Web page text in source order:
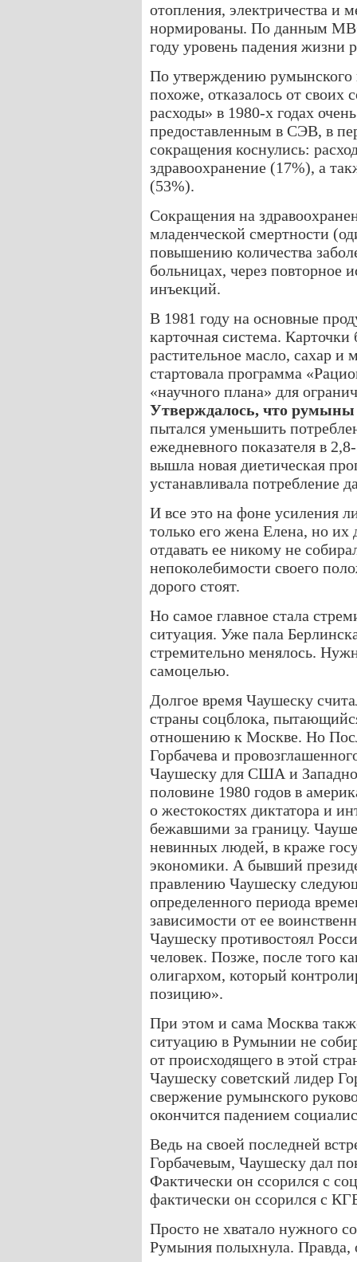
отопления, электричества
нормированы. По данным
году уровень падения жизни
По утверждению румынского
похоже, отказалось от
расходы» в 1980-х годах
предоставленным в СЭВ, в
сокращения коснулись:
здравоохранение (17%), а
(53%).
Сокращения на
младенческой смертности
повышению количества
больницах, через повторное
инъекций.
В 1981 году на основные
карточная система.
растительное масло, сахар
стартовала программа
«научного плана» для
Утверждалось, что
пытался уменьшить
ежедневного показателя в
вышла новая диетическая
устанавливала потребление
И все это на фоне усиления
только его жена Елена, но их
отдавать ее никому не
непоколебимости своего
дорого стоят.
Но самое главное стала
ситуация. Уже пала
стремительно менялось.
самоцелью.
Долгое время Чаушеску
страны соцблока,
отношению к Москве. Но
Горбачева и
Чаушеску для США и
половине 1980 годов в
о жестокостях диктатора и
бежавшими за границу.
невинных людей, в краже
экономики. А бывший
правлению Чаушеску
определенного периода
зависимости от ее
Чаушеску противостоял
человек. Позже, после того
олигархом, который
позицию».
При этом и сама Москва
ситуацию в Румынии не
от происходящего в этой
Чаушеску советский лидер
свержение румынского
окончится падением
Ведь на своей последней
Горбачевым, Чаушеску дал
Фактически он ссорился с
фактически он ссорился с
Просто не хватало нужного
Румыния полыхнула. Правда,